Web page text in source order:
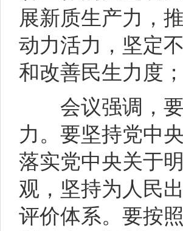
展新质生产力，
动力活力，坚定
和改善民生力度
会议强调，要
力。要坚持党中
落实党中央关于
观，坚持为人民
评价体系。要按